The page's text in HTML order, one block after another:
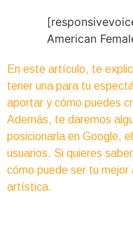
American
En este artículo, te
tener una para tu
aportar y cómo puedes
Además, te daremos
posicionarla en Google,
usuarios. Si quieres
cómo puede ser tu mejor
artística.